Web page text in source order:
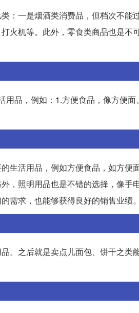
：一是烟酒类消费品，但档次不能
火机等。此外，零食类商品也是不
品，例如：1.方便食品，像方便
生活用品，例如方便食品，如方便
，照明用品也是不错的选择，像手
需求，也能够获得良好的销售业绩。
。之后就是卖点儿面包、饼干之类